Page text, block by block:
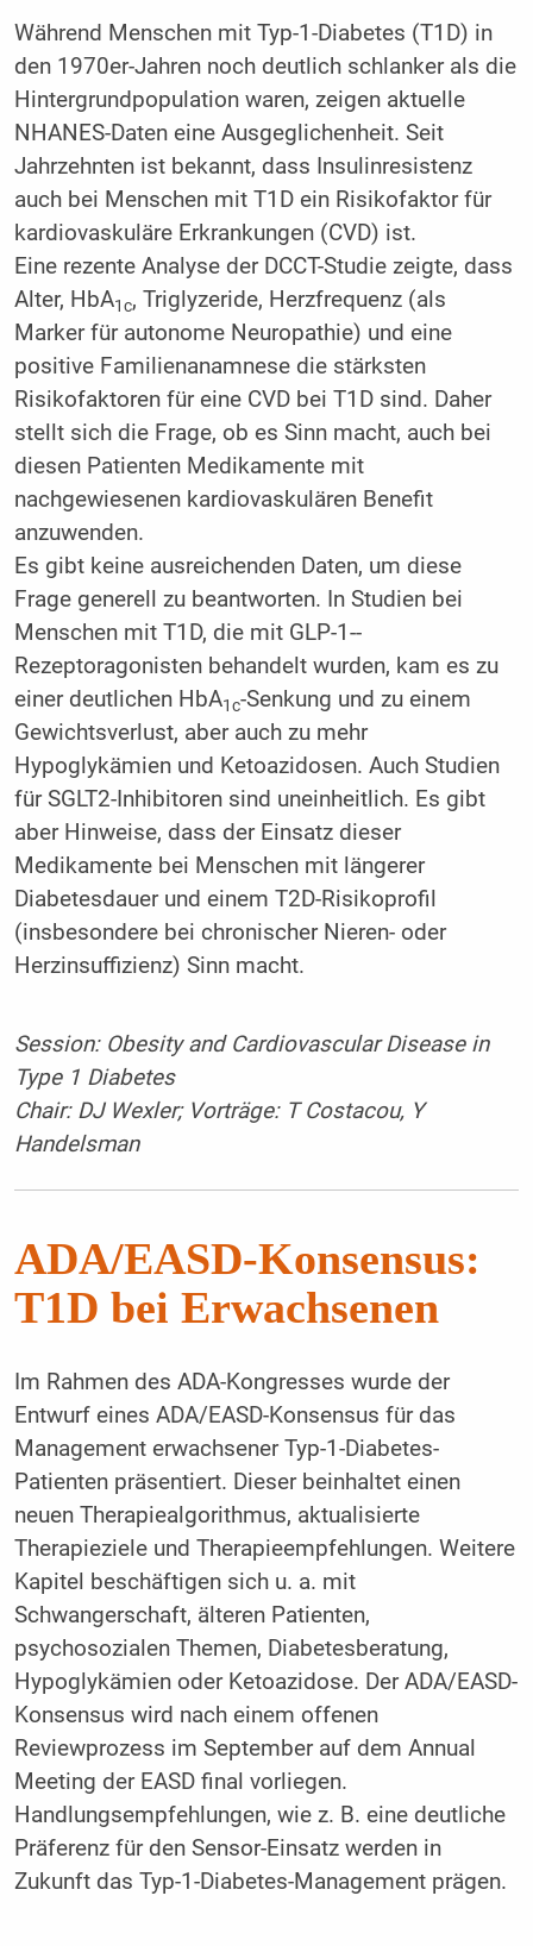
Während Menschen mit Typ-1-Diabetes (T1D) in
den 1970er-Jahren noch deutlich schlanker als die
Hintergrundpopulation waren, zeigen aktuelle
NHANES-Daten eine Ausgeglichenheit. Seit
Jahrzehnten ist bekannt, dass Insulinresistenz
auch bei Menschen mit T1D ein Risikofaktor für
kardiovaskuläre Erkrankungen (CVD) ist.
Eine rezente Analyse der DCCT-Studie zeigte, dass
Alter, HbA1c, Triglyzeride, Herzfrequenz (als
Marker für autonome Neuropathie) und eine
positive Familienanamnese die stärksten
Risikofaktoren für eine CVD bei T1D sind. Daher
stellt sich die Frage, ob es Sinn macht, auch bei
diesen Patienten Medikamente mit
nachgewiesenen kardiovaskulären Benefit
anzuwenden.
Es gibt keine ausreichenden Daten, um diese
Frage generell zu beantworten. In Studien bei
Menschen mit T1D, die mit GLP-1-­
Rezeptoragonisten behandelt wurden, kam es zu
einer deutlichen HbA1c-Senkung und zu einem
Gewichtsverlust, aber auch zu mehr
Hypoglykämien und Ketoazidosen. Auch Studien
für SGLT2-Inhibitoren sind uneinheitlich. Es gibt
aber Hinweise, dass der Einsatz dieser
Medikamente bei Menschen mit längerer
Diabetesdauer und einem T2D-Risikoprofil
(insbesondere bei chronischer Nieren- oder
Herzinsuffizienz) Sinn macht.
Session: Obesity and Cardiovascular Disease in
Type 1 Diabetes
Chair: DJ Wexler; Vorträge: T Costacou, Y
Handelsman
ADA/EASD-Konsensus:
T1D bei Erwachsenen
Im Rahmen des ADA-Kongresses wurde der
Entwurf eines ADA/EASD-Konsensus für das
Management erwachsener Typ-1-Diabetes-
Patienten präsentiert. Dieser beinhaltet einen
neuen Therapiealgorithmus, aktualisierte
Therapieziele und Therapieempfehlungen. Weitere
Kapitel beschäftigen sich u. a. mit
Schwangerschaft, älteren Patienten,
psychosozialen Themen, Diabetesberatung,
Hypoglykämien oder Ketoazidose. Der ADA/EASD-
Konsensus wird nach einem offenen
Reviewprozess im September auf dem Annual
Meeting der EASD final vorliegen.
Handlungsempfehlungen, wie z. B. eine deutliche
Präferenz für den Sensor-Einsatz werden in
Zukunft das Typ-1-Diabetes-Management prägen.